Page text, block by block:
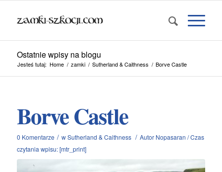
Ostatnie wpisy na blogu
Jesteś tutaj: Home / zamki / Sutherland & Caithness / Borve Castle
Borve Castle
0 Komentarze / wSutherland & Caithness / Autor Nopasaran /Czas
czytania wpisu: [mtr_print]